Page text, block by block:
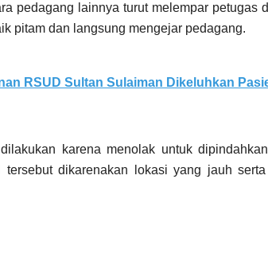
pedagang lainnya turut melempar petugas
pitam dan langsung mengejar pedagang.
RSUD Sultan Sulaiman Dikeluhkan
karena menolak untuk
tersebut dikarenakan lokasi yang jauh